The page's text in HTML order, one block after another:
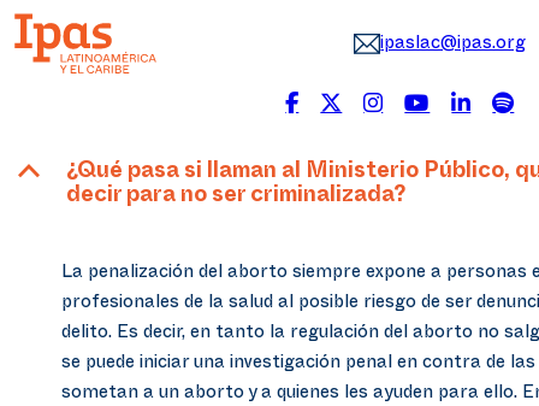
ipaslac@ipas.org
B ¿Qué pasa si llaman al Ministerio Público,
decir para no ser criminalizada?
La penalización del aborto siempre expone a personas
profesionales de la salud al posible riesgo de ser
delito. Es decir, en tanto la regulación del aborto no
se puede iniciar una investigación penal en contra de las
sometan a un aborto y a quienes les ayuden para ello.